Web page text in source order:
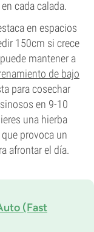
cada calada.
en espacios
150cm si crece
mantener a
de bajo
para cosechar
en 9-10
una hierba
provoca un
afrontar el día.
(Fast